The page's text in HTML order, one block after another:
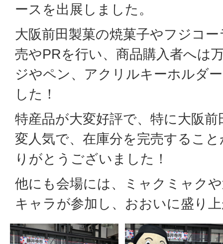
ースを出展しました。
大阪前田製菓の焼菓子やフジコ
売やPRを行い、商品購入者へは
ジやペン、アクリルキーホルダ
した！
特産品が大変好評で、特に大阪
変人気で、在庫分を完売するこ
りがとうございました！
他にも会場には、ミャクミャク
キャラが参加し、おおいに盛り